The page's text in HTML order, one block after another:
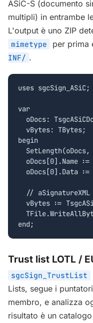
ASiC-S (documento
multipli) in entrambe
L'output è uno ZIP
mimetype per prima
INF/ .
uses sgcSign_ASiC;
var
oDocs:
  vBytes: TBytes;
begin
SetLength(oDocs,
oDocs[0].Name :=
oDocs[0].Data
//
vBytes :=
end;
Trust list LOTL /
sgcSign_TrustList
Lists, segue i
membro, e analizza
risultato è un